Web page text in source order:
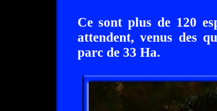
Ce sont plus de 120
attendent, venus des
parc de 33 Ha.